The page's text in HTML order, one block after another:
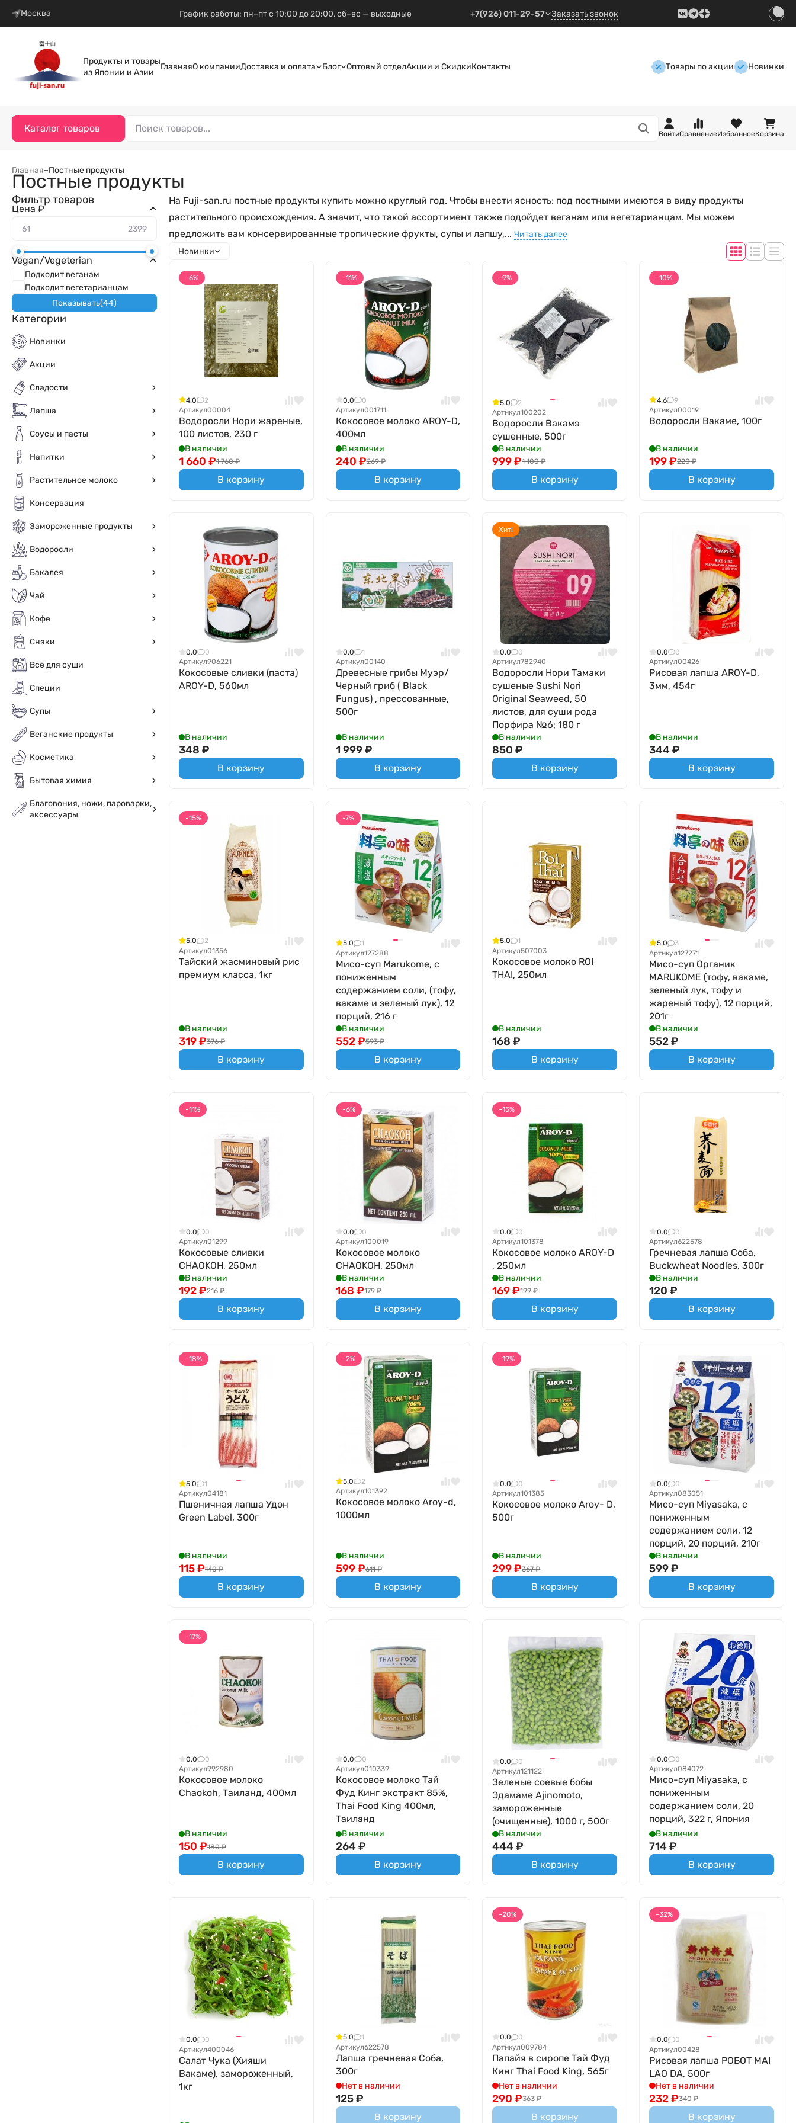
Москва График работы: пн–пт с 10:00 до 20:00, сб–вс — выходные +7(926) 011-29-57 Заказать звонок
Продукты и товары
из Японии и Азии
ГлавнаяО компанииДоставка и оплата Блог Оптовый отделАкции и СкидкиКонтакты Товары по акции Новинки
Каталог товаров
ВойтиСравнениеИзбранноеКорзина
Главная–Постные продукты
Постные продукты
На Fuji-san.ru постные продукты купить можно круглый год. Чтобы внести ясность: под постными имеются в виду продукты
растительного происхождения. А значит, что такой ассортимент также подойдет веганам или вегетарианцам. Мы можем
предложить вам консервированные тропические фрукты, супы и лапшу,... Читать далее
Новинки
-6%
4.0
2
Артикул00004
Водоросли Нори жареные,
100 листов, 230 г
В наличии
1 760 ₽
1 660 ₽
В корзину
-11%
0.0
0
Артикул001711
Кокосовое молоко AROY-D,
400мл
В наличии
269 ₽
240 ₽
В корзину
-9%
5.0
2
Артикул100202
Водоросли Вакамэ
сушенные, 500г
В наличии
1 100 ₽
999₽
В корзину
-10%
4.6
9
Артикул00019
Водоросли Вакаме, 100г
В наличии
220 ₽
199₽
В корзину
0.0
0
Артикул906221
Кокосовые сливки (паста)
AROY-D, 560мл
В наличии
348 ₽
В корзину
0.0
1
Артикул00140
Древесные грибы Муэр/
Черный гриб ( Black
Fungus) , прессованные,
500г
В наличии
1 999 ₽
В корзину
Хит!
0.0
0
Артикул782940
Водоросли Нори Тамаки
сушеные Sushi Nori
Original Seaweed, 50
листов, для суши рода
Порфира №6; 180 г
В наличии
850 ₽
В корзину
0.0
0
Артикул00426
Рисовая лапша AROY-D,
3мм, 454г
В наличии
344₽
В корзину
-15%
5.0
2
Артикул01356
Тайский жасминовый рис
премиум класса, 1кг
В наличии
376 ₽
319₽
В корзину
-7%
5.0
1
Артикул127288
Мисо-суп Marukome, с
пониженным
содержанием соли, (тофу,
вакаме и зеленый лук), 12
порций, 216 г
В наличии
593 ₽
552 ₽
В корзину
5.0
1
Артикул507003
Кокосовое молоко ROI
THAI, 250мл
В наличии
168 ₽
В корзину
5.0
3
Артикул127271
Мисо-суп Органик
MARUKOME (тофу, вакаме,
зеленый лук, тофу и
жареный тофу), 12 порций,
201г
В наличии
552₽
В корзину
-11%
0.0
0
Артикул01299
Кокосовые сливки
CHAOKOH, 250мл
В наличии
216 ₽
192₽
В корзину
-6%
0.0
0
Артикул100019
Кокосовое молоко
CHAOKOH, 250мл
В наличии
179 ₽
168 ₽
В корзину
-15%
0.0
0
Артикул101378
Кокосовое молоко AROY-D
, 250мл
В наличии
199 ₽
169₽
В корзину
0.0
0
Артикул622578
Гречневая лапша Соба,
Buckwheat Noodles, 300г
В наличии
120 ₽
В корзину
-18%
5.0
1
Артикул04181
Пшеничная лапша Удон
Green Label, 300г
В наличии
140 ₽
115₽
В корзину
-2%
5.0
2
Артикул101392
Кокосовое молоко Aroy-d,
1000мл
В наличии
611 ₽
599 ₽
В корзину
-19%
0.0
0
Артикул101385
Кокосовое молоко Aroy- D,
500г
В наличии
367 ₽
299₽
В корзину
0.0
0
Артикул083051
Мисо-суп Miyasaka, с
пониженным
содержанием соли, 12
порций, 20 порций, 210г
В наличии
599₽
В корзину
-17%
0.0
0
Артикул992980
Кокосовое молоко
Chaokoh, Таиланд, 400мл
В наличии
180 ₽
150 ₽
В корзину
0.0
0
Артикул010339
Кокосовое молоко Тай
Фуд Кинг экстракт 85%,
Thai Food King 400мл,
Таиланд
В наличии
264 ₽
В корзину
0.0
0
Артикул121122
Зеленые соевые бобы
Эдамаме Ajinomoto,
замороженные
(очищенные), 1000 г, 500г
В наличии
444₽
В корзину
0.0
0
Артикул084072
Мисо-суп Miyasaka, с
пониженным
содержанием соли, 20
порций, 322 г, Япония
В наличии
714₽
В корзину
0.0
0
Артикул400046
Салат Чука (Хияши
Вакаме), замороженный,
1кг
5.0
1
Артикул622578
Лапша гречневая Соба,
300г
Нет в наличии
125 ₽
В корзину
-20%
0.0
0
Артикул009784
Папайя в сиропе Тай Фуд
Кинг Thai Food King, 565г
Нет в наличии
363 ₽
290 ₽
В корзину
-32%
0.0
0
Артикул00428
Рисовая лапша РОБОТ MAI
LAO DA, 500г
Нет в наличии
340 ₽
232₽
В корзину
Фильтр товаров
Цена ₽
Vegan/Vegeterian
Подходит веганам
Подходит вегетарианцам
Показывать(44)
Категории
Новинки
Акции
Сладости
Лапша
Соусы и пасты
Напитки
Растительное молоко
Консервация
Замороженные продукты
Водоросли
Бакалея
Чай
Кофе
Снэки
Всё для суши
Специи
Супы
Веганские продукты
Косметика
Бытовая химия
Благовония, ножи, пароварки,
аксессуары